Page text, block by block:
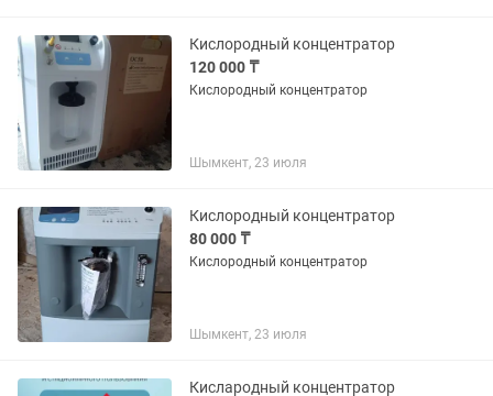
Кислородный концентратор
120 000 ₸
Кислородный концентратор
Шымкент, 23 июля
Кислородный концентратор
80 000 ₸
Кислородный концентратор
Шымкент, 23 июля
Кислародный концентратор